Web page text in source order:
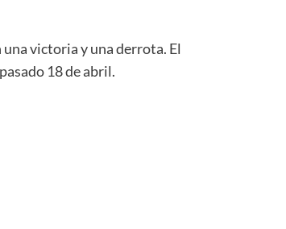
victoria y una derrota. El
18 de abril.